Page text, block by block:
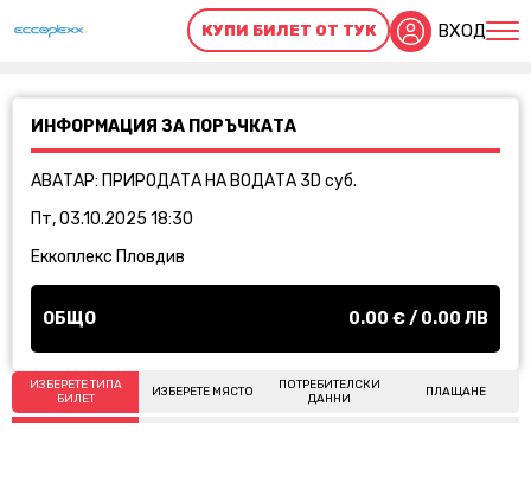
КУПИ БИЛЕТ ОТ ТУК ВХОД
ИНФОРМАЦИЯ ЗА ПОРЪЧКАТА
АВАТАР: ПРИРОДАТА НА ВОДАТА 3D суб.
Пт, 03.10.2025 18:30
Еккоплекс Пловдив
ОБЩО 0.00 € / 0.00 ЛВ
ИЗБЕРЕТЕ ТИПА
БИЛЕТ
ИЗБЕРЕТЕ МЯСТО
ПОТРЕБИТЕЛСКИ
ДАННИ
ПЛАЩАНЕ